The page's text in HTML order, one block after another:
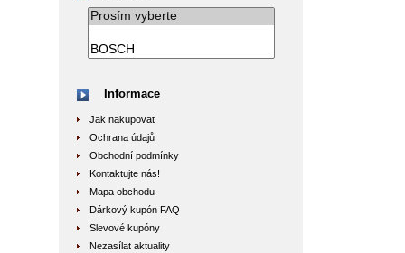
Informace
Jak nakupovat
Ochrana údajů
Obchodní podmínky
Kontaktujte nás!
Mapa obchodu
Dárkový kupón FAQ
Slevové kupóny
Nezasílat aktuality